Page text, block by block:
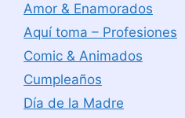
Amor & Enamorados
Aquí toma – Profesiones
Comic & Animados
Cumpleaños
Día de la Madre